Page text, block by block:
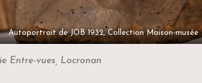
Autoportrait de JOB 1932, Collection Maison-musée
Entre-vues, Locronan